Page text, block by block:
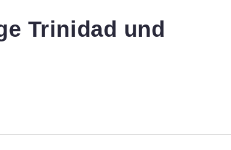
Trinidad und